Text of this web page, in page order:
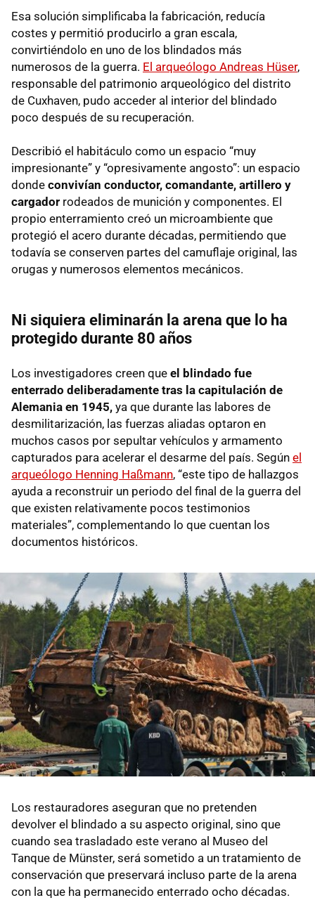
Esa solución simplificaba la fabricación, reducía
costes y permitió producirlo a gran escala,
convirtiéndolo en uno de los blindados más
numerosos de la guerra. El arqueólogo Andreas Hüser,
responsable del patrimonio arqueológico del distrito
de Cuxhaven, pudo acceder al interior del blindado
poco después de su recuperación.
Describió el habitáculo como un espacio “muy
impresionante” y “opresivamente angosto”: un espacio
donde convivían conductor, comandante, artillero y
cargador rodeados de munición y componentes. El
propio enterramiento creó un microambiente que
protegió el acero durante décadas, permitiendo que
todavía se conserven partes del camuflaje original, las
orugas y numerosos elementos mecánicos.
Ni siquiera eliminarán la arena que lo ha
protegido durante 80 años
Los investigadores creen que el blindado fue
enterrado deliberadamente tras la capitulación de
Alemania en 1945, ya que durante las labores de
desmilitarización, las fuerzas aliadas optaron en
muchos casos por sepultar vehículos y armamento
capturados para acelerar el desarme del país. Según el
arqueólogo Henning Haßmann, “este tipo de hallazgos
ayuda a reconstruir un periodo del final de la guerra del
que existen relativamente pocos testimonios
materiales”, complementando lo que cuentan los
documentos históricos.
Los restauradores aseguran que no pretenden
devolver el blindado a su aspecto original, sino que
cuando sea trasladado este verano al Museo del
Tanque de Münster, será sometido a un tratamiento de
conservación que preservará incluso parte de la arena
con la que ha permanecido enterrado ocho décadas.